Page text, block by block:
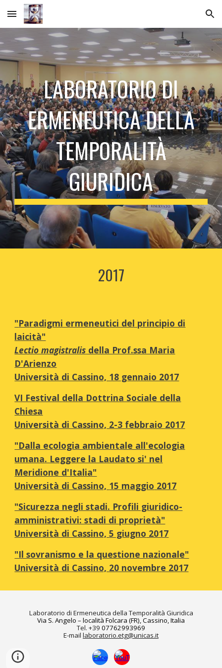
Skip to main content Skip to navigation
LABORATORIO DI
ERMENEUTICA DELLA
TEMPORALITÀ
GIURIDICA
2017
"Paradigmi ermeneutici del principio di
laicità"
Lectio magistralis della Prof.ssa Maria
D'Arienzo
Università di Cassino, 18 gennaio 2017
VI Festival della Dottrina Sociale della
Chiesa
Università di Cassino, 2-3 febbraio 2017
"Dalla ecologia ambientale all'ecologia
umana. Leggere la Laudato si' nel
Meridione d'Italia"
Università di Cassino, 15 maggio 2017
"Sicurezza negli stadi. Profili giuridico-
amministrativi: stadi di proprietà"
Università di Cassino,5 giugno 2017
"Il sovranismo e la questione nazionale"
Università di Cassino, 20 novembre 2017
Laboratorio di Ermeneutica della Temporalità Giuridica
Via S. Angelo – località Folcara (FR), Cassino, Italia
Tel. +39 07762993969
E-mail laboratorio.etg@unicas.it